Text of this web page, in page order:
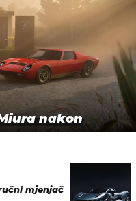
nakon
mjenjač